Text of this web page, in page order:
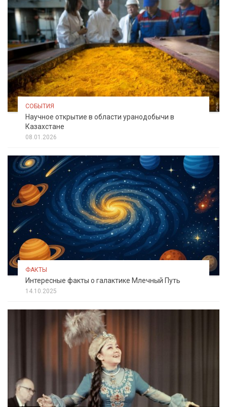
СОБЫТИЯ
Научное открытие в области уранодобычи в
Казахстане
08.01.2026
ФАКТЫ
Интересные факты о галактике Млечный Путь
14.10.2025